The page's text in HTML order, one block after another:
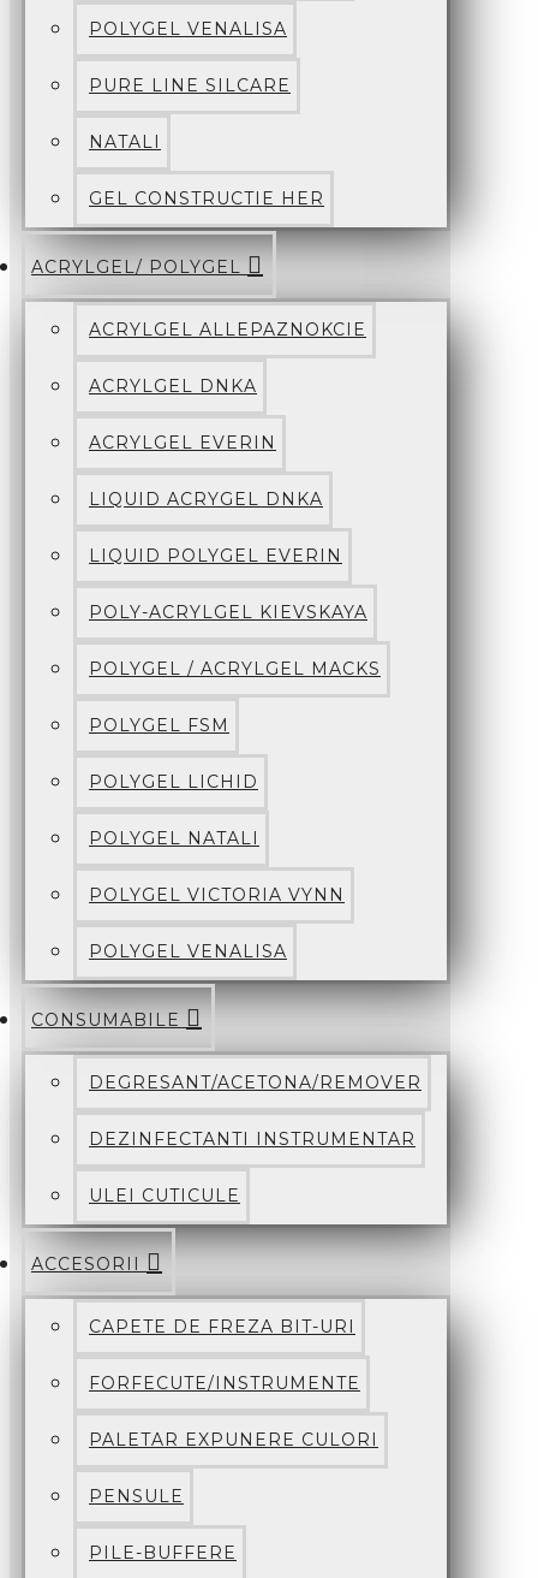
POLYGEL VENALISA
PURE LINE SILCARE
NATALI
GEL CONSTRUCTIE HER
ACRYLGEL/ POLYGEL
ACRYLGEL ALLEPAZNOKCIE
ACRYLGEL DNKA
ACRYLGEL EVERIN
LIQUID ACRYGEL DNKA
LIQUID POLYGEL EVERIN
POLY-ACRYLGEL KIEVSKAYA
POLYGEL / ACRYLGEL MACKS
POLYGEL FSM
POLYGEL LICHID
POLYGEL NATALI
POLYGEL VICTORIA VYNN
POLYGEL VENALISA
CONSUMABILE
DEGRESANT/ACETONA/REMOVER
DEZINFECTANTI INSTRUMENTAR
ULEI CUTICULE
ACCESORII
CAPETE DE FREZA BIT-URI
FORFECUTE/INSTRUMENTE
PALETAR EXPUNERE CULORI
PENSULE
PILE-BUFFERE